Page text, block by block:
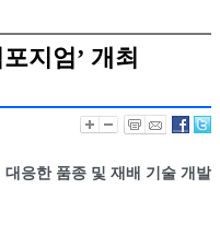
지엄’ 개최
응한 품종 및 재배 기술 개발